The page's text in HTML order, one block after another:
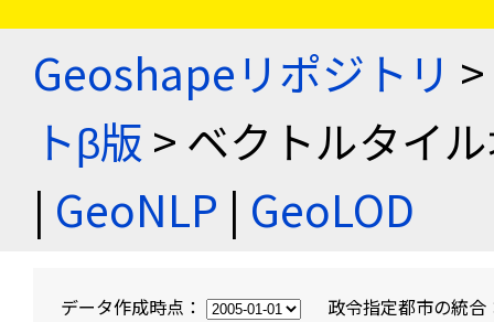
Geoshapeリポジトリ >
トβ版 > ベクトルタイ
| GeoNLP | GeoLOD
データ作成時点： 政令指定都市の統